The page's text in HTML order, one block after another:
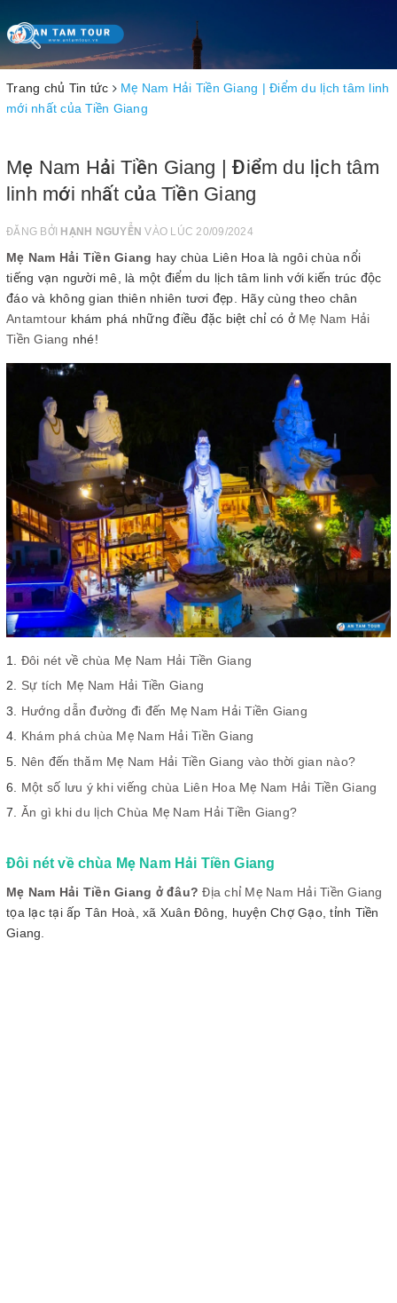
Toggle
navigation
Trang chủ Tin tức
Mẹ Nam Hải Tiền Giang | Điểm du lịch tâm linh
mới nhất của Tiền Giang
Mẹ Nam Hải Tiền Giang | Điểm du lịch tâm
linh mới nhất của Tiền Giang
ĐĂNG BỞI HẠNH NGUYỄN VÀO LÚC 20/09/2024
Mẹ Nam Hải Tiền Giang hay chùa Liên Hoa là ngôi chùa nổi
tiếng vạn người mê, là một điểm du lịch tâm linh với kiến trúc độc
đáo và không gian thiên nhiên tươi đẹp. Hãy cùng theo chân
Antamtour khám phá những điều đặc biệt chỉ có ở Mẹ Nam Hải
Tiền Giang nhé!
Đôi nét về chùa Mẹ Nam Hải Tiền Giang
Sự tích Mẹ Nam Hải Tiền Giang
Hướng dẫn đường đi đến Mẹ Nam Hải Tiền Giang
Khám phá chùa Mẹ Nam Hải Tiền Giang
Nên đến thăm Mẹ Nam Hải Tiền Giang vào thời gian nào?
Một số lưu ý khi viếng chùa Liên Hoa Mẹ Nam Hải Tiền Giang
Ăn gì khi du lịch Chùa Mẹ Nam Hải Tiền Giang?
Đôi nét về chùa Mẹ Nam Hải Tiền Giang
Mẹ Nam Hải Tiền Giang ở đâu? Địa chỉ Mẹ Nam Hải Tiền Giang
tọa lạc tại ấp Tân Hoà, xã Xuân Đông, huyện Chợ Gạo, tỉnh Tiền
Giang.